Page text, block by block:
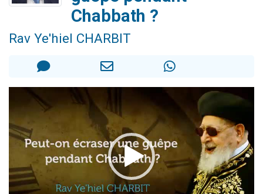
3 personnes viennent de faire un don pour Diane, 80 ans, dans un appartement insalubre
Chabbath ?
Rav Ye'hiel CHARBIT